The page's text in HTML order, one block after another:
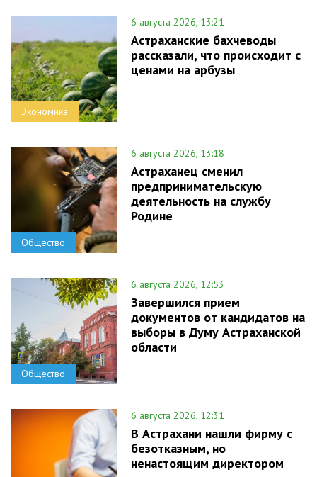
Экономика
6 августа 2026, 13:21
Астраханские бахчеводы
рассказали, что происходит с
ценами на арбузы
Общество
6 августа 2026, 13:18
Астраханец сменил
предпринимательскую
деятельность на службу
Родине
Общество
6 августа 2026, 12:53
Завершился прием
документов от кандидатов на
выборы в Думу Астраханской
области
6 августа 2026, 12:31
В Астрахани нашли фирму с
безотказным, но
ненастоящим директором